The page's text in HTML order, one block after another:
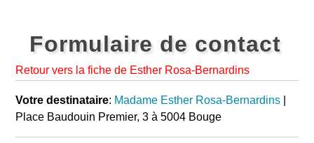
Formulaire de contact
Retour vers la fiche de Esther Rosa-Bernardins
Votre destinataire: Madame Esther Rosa-Bernardins
Place Baudouin Premier, 3 à 5004 Bouge